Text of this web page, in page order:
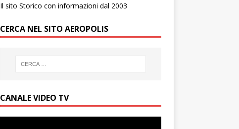
Il sito Storico con informazioni dal 2003
CERCA NEL SITO AEROPOLIS
CANALE VIDEO TV